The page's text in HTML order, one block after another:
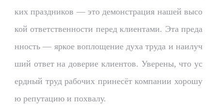
ких праздников — это демонстрация нашей высо
кой ответственности перед клиентами. Эта преда
нность — яркое воплощение духа труда и наилуч
ший ответ на доверие клиентов. Уверены, что ус
ердный труд рабочих принесёт компании хорошу
ю репутацию и похвалу.